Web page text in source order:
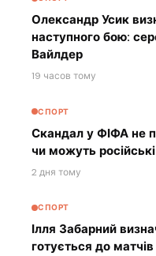
Олександр Усик
наступного бою:
Вайлдер
19 часов тому
СПОРТ
Скандал у ФІФА не
чи можуть
2 дня тому
СПОРТ
Ілля Забарний
готується до